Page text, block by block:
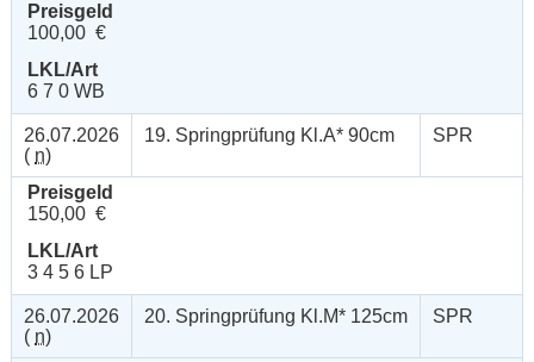
Preisgeld
100,00 €
LKL/Art
6 7 0 WB
26.07.2026
( n)
19. Springprüfung Kl.A* 90cm SPR
Preisgeld
150,00 €
LKL/Art
3 4 5 6 LP
26.07.2026
( n)
20. Springprüfung Kl.M* 125cm SPR